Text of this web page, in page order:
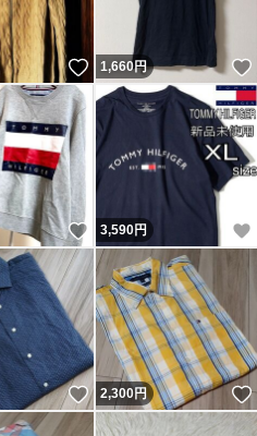
いいね！
1,660円
いいね！
3,590円
いいね！
2,300円